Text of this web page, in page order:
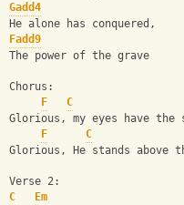
Gadd4
He alone has conquered,
Fadd9
The power of the grave
Chorus:
F
C
Glorious, my eyes have
F
C
Glorious, He stands
Verse 2:
C
Em